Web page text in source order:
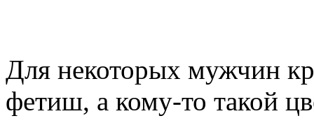
Для некоторых мужчин
фетиш, а кому-то такой